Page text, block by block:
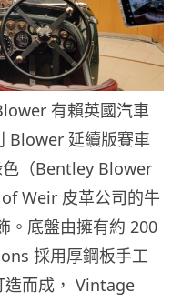
有賴英國汽車
Blower 延續版賽車
（Bentley Blower
Weir 皮革公司的牛
。底盤由擁有約 200
採用厚鋼板手工
造而成， Vintage